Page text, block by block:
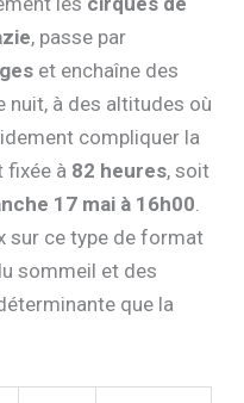
, passe par
et enchaîne des
nuit, à des altitudes où
compliquer la
fixée à 82 heures, soit
17 mai à 16h00
sur ce type de format
sommeil et des
que la